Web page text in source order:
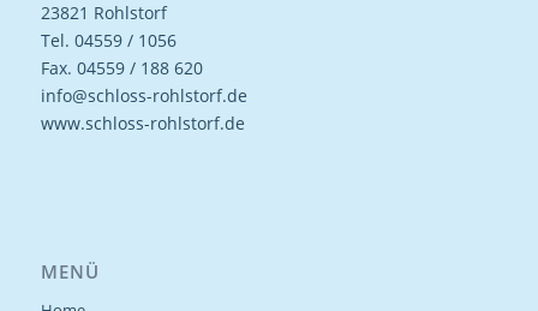
23821 Rohlstorf
Tel. 04559 / 1056
Fax. 04559 / 188 620
info@schloss-rohlstorf.de
www.schloss-rohlstorf.de
MENÜ